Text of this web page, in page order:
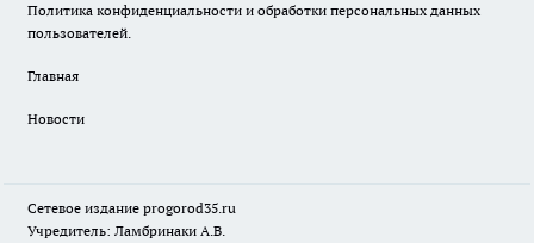
Политика конфиденциальности и обработки персональных данных
пользователей.
Главная
Новости
Сетевое издание progorod35.ru
Учредитель: Ламбринаки А.В.